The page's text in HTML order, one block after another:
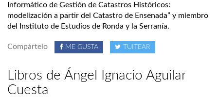
Informático de Gestión de Catastros Históricos:
modelización a partir del Catastro de Ensenada” y miembro
del Instituto de Estudios de Ronda y la Serranía.
Compártelo ME GUSTA TUITEAR
Libros de Ángel Ignacio Aguilar
Cuesta